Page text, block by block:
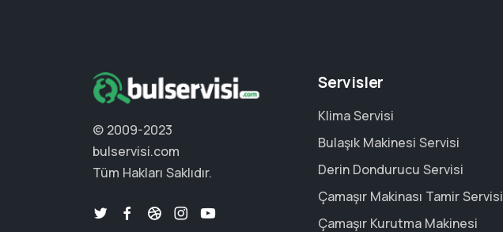
© 2009-2023
bulservisi.com
Tüm Hakları Saklıdır.
Servisler
Klima Servisi
Bulaşık Makinesi Servisi
Derin Dondurucu Servisi
Çamaşır Makinası Tamir Servisi
Çamaşır Kurutma Makinesi